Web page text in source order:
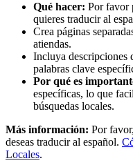
Qué hacer: Por favor
quieres traducir al
Crea páginas
atiendas.
Incluya descripciones
palabras clave
Por qué es
específicas, lo que
búsquedas locales.
Más información: Por
deseas traducir al español.
Locales.